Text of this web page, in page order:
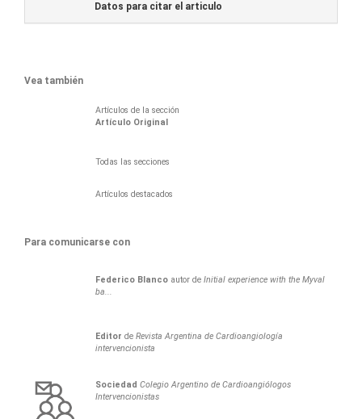
Datos para citar el articulo
Vea también
Artículos de la sección
Artí­culo Original
Todas las secciones
Artículos destacados
Para comunicarse con
Federico Blanco autor deInitial experience with the Myval
ba...
Editor deRevista Argentina de Cardioangiología
intervencionista
Sociedad Colegio Argentino de Cardioangiólogos
Intervencionistas